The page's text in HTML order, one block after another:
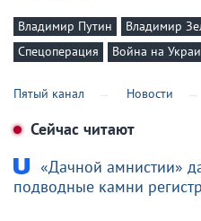
Владимир Путин Владимир
Спецоперация
Война на
Пятый канал Новости
Сейчас читают
«Дачной амнистии»
подводные камни